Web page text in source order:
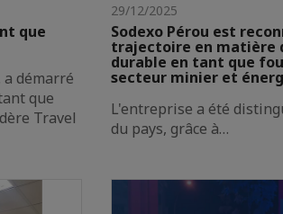
que
a démarré
que
Travel
29/12/2025
Sodexo Pérou est
trajectoire en matière
durable en tant que
secteur minier et
L'entreprise a été
du pays, grâce à…